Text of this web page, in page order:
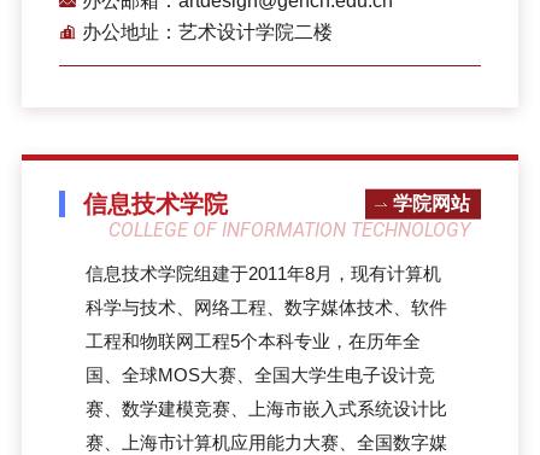
办公地址：艺术设计学院二楼
信息技术学院
COLLEGE OF INFORMATION TECHNOLOGY
学院网站
信息技术学院组建于2011年8月，现有计算机
科学与技术、网络工程、数字媒体技术、软件
工程和物联网工程5个本科专业，在历年全
国、全球MOS大赛、全国大学生电子设计竞
赛、数学建模竞赛、上海市嵌入式系统设计比
赛、上海市计算机应用能力大赛、全国数字媒